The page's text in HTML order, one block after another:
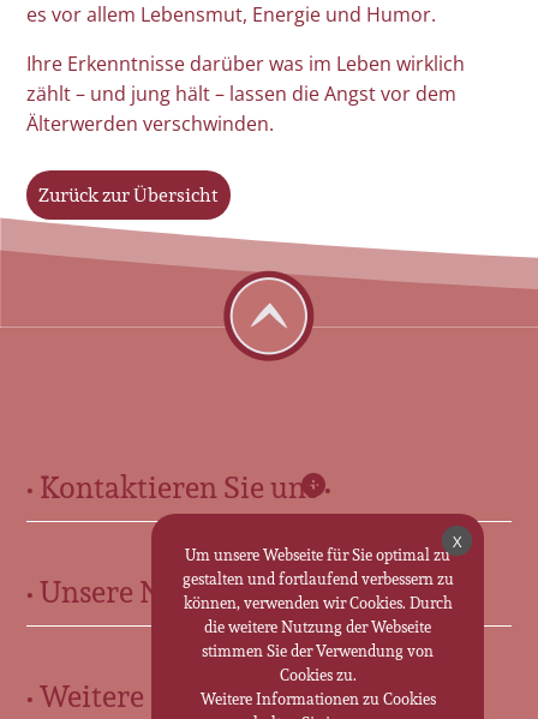
es vor allem Lebensmut, Energie und Humor.
Ihre Erkenntnisse darüber was im Leben wirklich
zählt – und jung hält – lassen die Angst vor dem
Älterwerden verschwinden.
Zurück zur Übersicht
• Kontaktieren Sie uns •
Für Sie in Ohrdruf:
Marktstr. 13 • 99885 Ohrdruf
0 36 24 - 30 70 25
Für Sie in Friedrichroda:
Marktstraße 35 • 99894 Friedrichroda
• Unsere Neuigkeiten •
• Weitere Informationen •
Um unsere Webseite für Sie optimal zu
gestalten und fortlaufend verbessern zu
können, verwenden wir Cookies. Durch
die weitere Nutzung der Webseite
stimmen Sie der Verwendung von
Cookies zu.
Weitere Informationen zu Cookies
X